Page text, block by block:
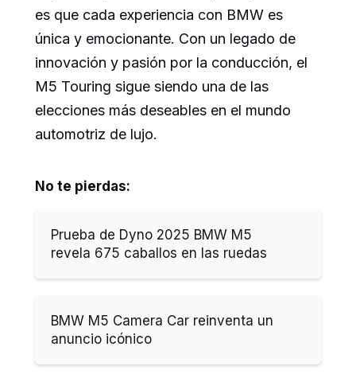
es que cada experiencia con BMW es
única y emocionante. Con un legado de
innovación y pasión por la conducción, el
M5 Touring sigue siendo una de las
elecciones más deseables en el mundo
automotriz de lujo.
No te pierdas:
Prueba de Dyno 2025 BMW M5
revela 675 caballos en las ruedas
BMW M5 Camera Car reinventa un
anuncio icónico